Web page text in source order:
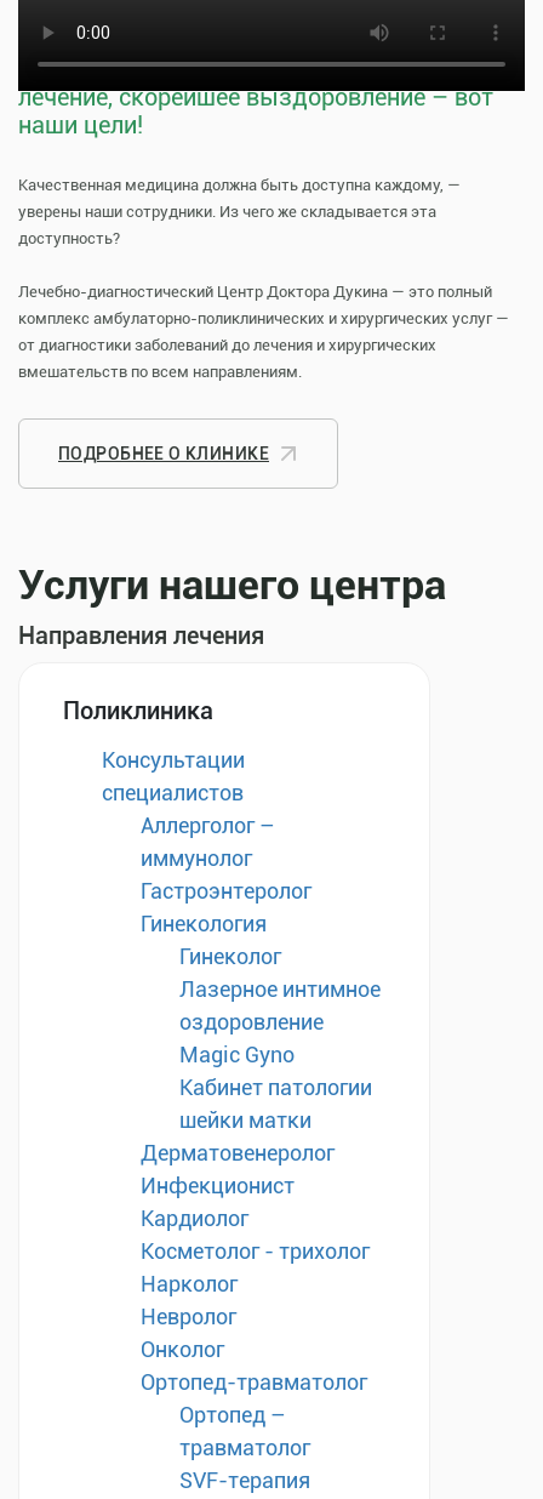
Тщательная профилактика, качественное
лечение, скорейшее выздоровление – вот
наши цели!
Качественная медицина должна быть доступна каждому, —
уверены наши сотрудники. Из чего же складывается эта
доступность?
Лечебно-диагностический Центр Доктора Дукина — это полный
комплекс амбулаторно-поликлинических и хирургических услуг —
от диагностики заболеваний до лечения и хирургических
вмешательств по всем направлениям.
ПОДРОБНЕЕ О КЛИНИКЕ
Услуги нашего центра
Направления лечения
Поликлиника
Консультации
специалистов
Аллерголог –
иммунолог
Гастроэнтеролог
Гинекология
Гинеколог
Лазерное интимное
оздоровление
Magic Gyno
Кабинет патологии
шейки матки
Дерматовенеролог
Инфекционист
Кардиолог
Косметолог - трихолог
Нарколог
Невролог
Онколог
Ортопед-травматолог
Ортопед –
травматолог
SVF-терапия